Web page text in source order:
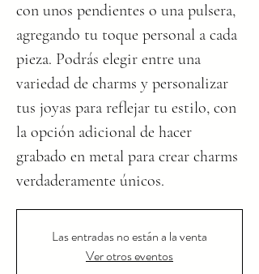
con unos pendientes o una pulsera,
agregando tu toque personal a cada
pieza. Podrás elegir entre una
variedad de charms y personalizar
tus joyas para reflejar tu estilo, con
la opción adicional de hacer
grabado en metal para crear charms
verdaderamente únicos.
Las entradas no están a la venta
Ver otros eventos